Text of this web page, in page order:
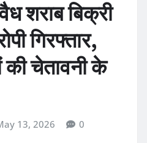
शराब बिक्री
गिरफ्तार,
की चेतावनी के
13, 2026 0